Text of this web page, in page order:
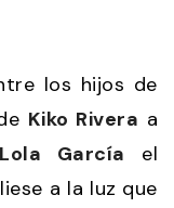
los hijos de
Kiko Rivera a
Lola García el
a la luz que